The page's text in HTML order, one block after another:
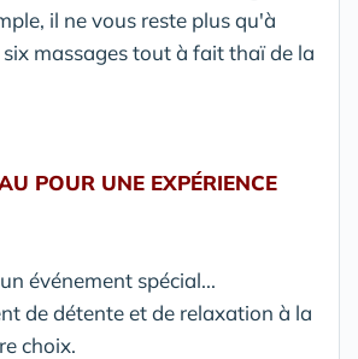
il ne vous reste plus qu'à
massages tout à fait thaï de la
POUR UNE EXPÉRIENCE
événement spécial...
de détente et de relaxation à la
choix.